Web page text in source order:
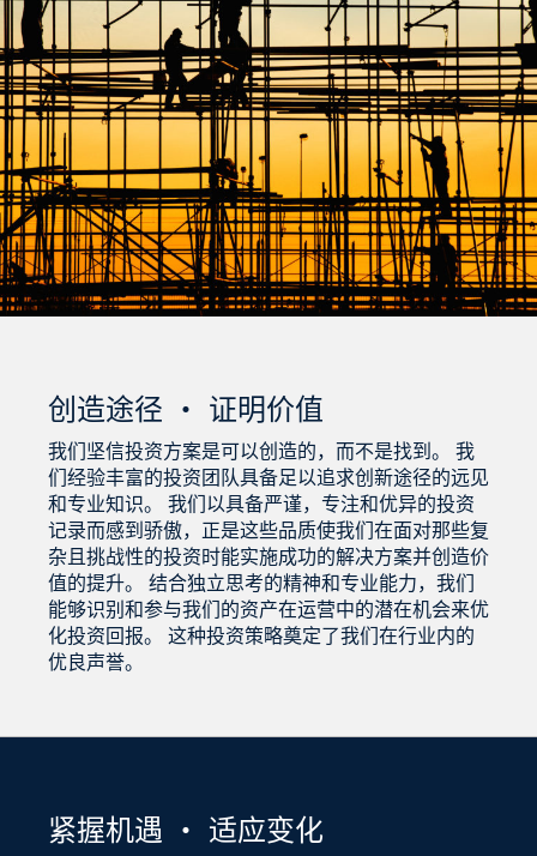
创造途径 ・ 证明价值
我们坚信投资方案是可以创造的，而不是找到。 我
们经验丰富的投资团队具备足以追求创新途径的远见
和专业知识。 我们以具备严谨，专注和优异的投资
记录而感到骄傲，正是这些品质使我们在面对那些复
杂且挑战性的投资时能实施成功的解决方案并创造价
值的提升。 结合独立思考的精神和专业能力，我们
能够识别和参与我们的资产在运营中的潜在机会来优
化投资回报。 这种投资策略奠定了我们在行业内的
优良声誉。
紧握机遇 ・ 适应变化